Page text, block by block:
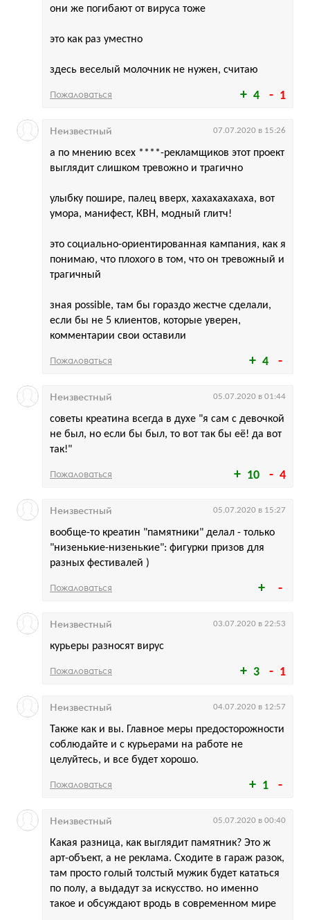
4 1
они же погибают от вируса тоже
это как раз уместно
здесь веселый молочник не нужен, считаю
Пожаловаться
4
а по мнению всех ****-рекламщиков этот проект
выглядит слишком тревожно и трагично
улыбку пошире, палец вверх, хахахахахаха, вот
умора, манифест, КВН, модный глитч!
это социально-ориентированная кампания, как я
понимаю, что плохого в том, что он тревожный и
трагичный
зная possible, там бы гораздо жестче сделали,
если бы не 5 клиентов, которые уверен,
комментарии свои оставили
Неизвестный 07.07.2020 в 15:26
Пожаловаться
10 4
советы креатина всегда в духе "я сам с девочкой
не был, но если бы был, то вот так бы её! да вот
так!"
Неизвестный 05.07.2020 в 01:44
Пожаловаться
вообще-то креатин "памятники" делал - только
"низенькие-низенькие": фигурки призов для
разных фестивалей )
Неизвестный 05.07.2020 в 15:27
Пожаловаться
3 1
курьеры разносят вирус
Неизвестный 03.07.2020 в 22:53
Пожаловаться
1
Также как и вы. Главное меры предосторожности
соблюдайте и с курьерами на работе не
целуйтесь, и все будет хорошо.
Неизвестный 04.07.2020 в 12:57
Пожаловаться
Какая разница, как выглядит памятник? Это ж
арт-объект, а не реклама. Сходите в гараж разок,
там просто голый толстый мужик будет кататься
по полу, а выдадут за искусство. но именно
такое и обсуждают вродь в современном мире
Неизвестный 05.07.2020 в 00:40